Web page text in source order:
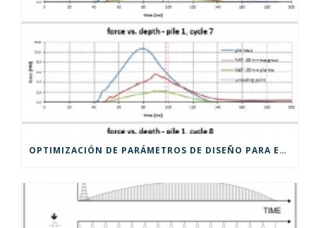
OPTIMIZACIÓN DE PARÁMETROS DE DISEÑO PARA EDIFICIOS DE GRAN ALTURA EN PILOTES INSTRUMENTADOS MEDIANTE STATRAPID EN LA HAYA